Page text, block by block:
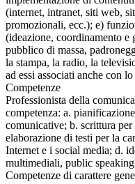
(internet, intranet, siti web,
promozionali, ecc.); e)
(ideazione, coordinamento e
pubblico di massa,
la stampa, la radio, la
ad essi associati anche con
Competenze
Professionista della
competenza: a.
comunicative; b. scrittura
elaborazione di testi per la
Internet e i social media; d.
multimediali, public
Competenze di carattere